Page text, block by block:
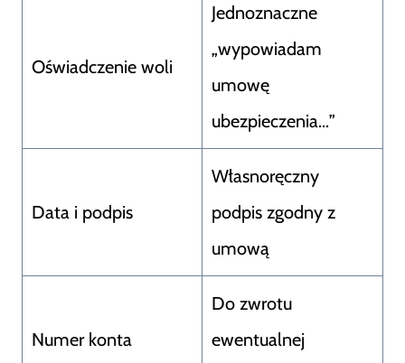
Oświadczenie woli
Jednoznaczne
„wypowiadam
umowę
ubezpieczenia…”
Data i podpis
Własnoręczny
podpis zgodny z
umową
Numer konta
Do zwrotu
ewentualnej